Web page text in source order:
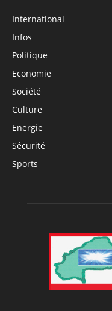
International
Infos
Politique
Economie
Société
Culture
Energie
Sécurité
Sports